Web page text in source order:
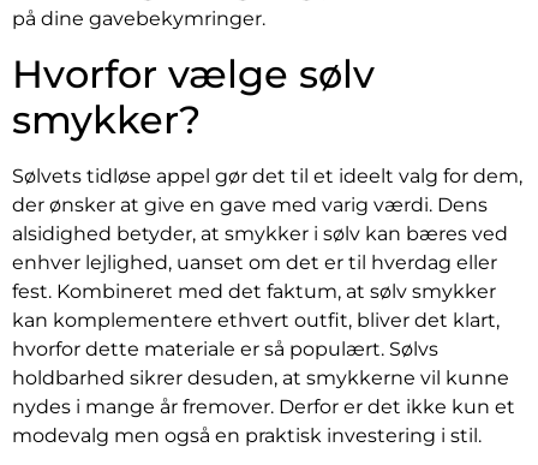
på dine gavebekymringer.
Hvorfor vælge sølv
smykker?
Sølvets tidløse appel gør det til et ideelt valg for dem,
der ønsker at give en gave med varig værdi. Dens
alsidighed betyder, at smykker i sølv kan bæres ved
enhver lejlighed, uanset om det er til hverdag eller
fest. Kombineret med det faktum, at sølv smykker
kan komplementere ethvert outfit, bliver det klart,
hvorfor dette materiale er så populært. Sølvs
holdbarhed sikrer desuden, at smykkerne vil kunne
nydes i mange år fremover. Derfor er det ikke kun et
modevalg men også en praktisk investering i stil.